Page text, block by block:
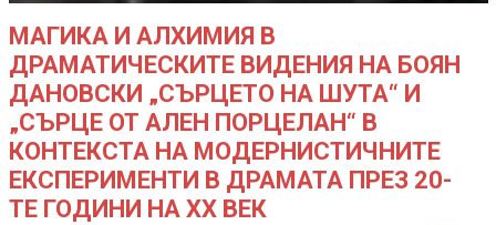
МАГИКА И АЛХИМИЯ В
ДРАМАТИЧЕСКИТЕ ВИДЕНИЯ НА БОЯН
ДАНОВСКИ „СЪРЦЕТО НА ШУТА“ И
„СЪРЦЕ ОТ АЛЕН ПОРЦЕЛАН“ В
КОНТЕКСТА НА МОДЕРНИСТИЧНИТЕ
ЕКСПЕРИМЕНТИ В ДРАМАТА ПРЕЗ 20-
ТЕ ГОДИНИ НА ХХ ВЕК